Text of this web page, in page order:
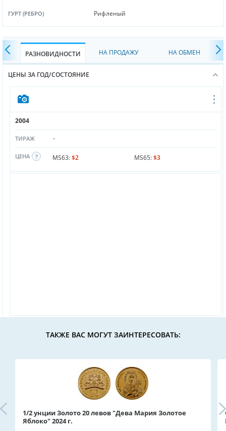
ГУРТ (РЕБРО) Рифленый
РАЗНОВИДНОСТИ НА ПРОДАЖУ НА ОБМЕН
ЦЕНЫ ЗА ГОД/СОСТОЯНИЕ
2004
ТИРАЖ -
ЦЕНА MS63:$2 MS65:$3
ТАКЖЕ ВАС МОГУТ ЗАИНТЕРЕСОВАТЬ:
1/2 унции Золото 20 левов "Дева Мария Золотое
Яблоко" 2024 г.